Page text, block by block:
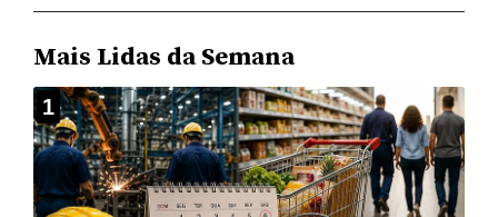
Mais Lidas da Semana
1